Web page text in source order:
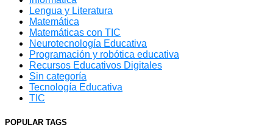
Lengua y Literatura
Matemática
Matemáticas con TIC
Neurotecnología Educativa
Programación y robótica educativa
Recursos Educativos Digitales
Sin categoría
Tecnología Educativa
TIC
POPULAR TAGS